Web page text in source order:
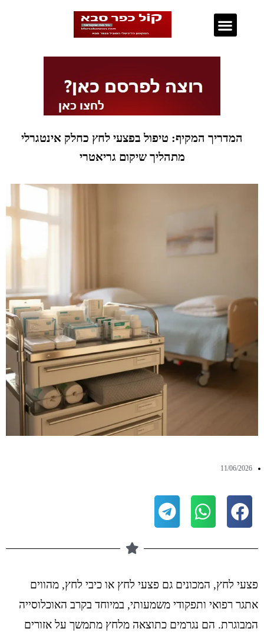
המדריך המקיף: טיפול בפצעי לחץ כחלק אינטגרלי
מתהליך שיקום גריאטרי
11/06/2026
פצעי לחץ, המכונים גם פצעי לחץ או כיבי לחץ, מהווים
אתגר רפואי ותפקודי משמעותי, במיוחד בקרב האוכלוסייה
המבוגרת. הם נגרמים כתוצאה מלחץ מתמשך על אזורים